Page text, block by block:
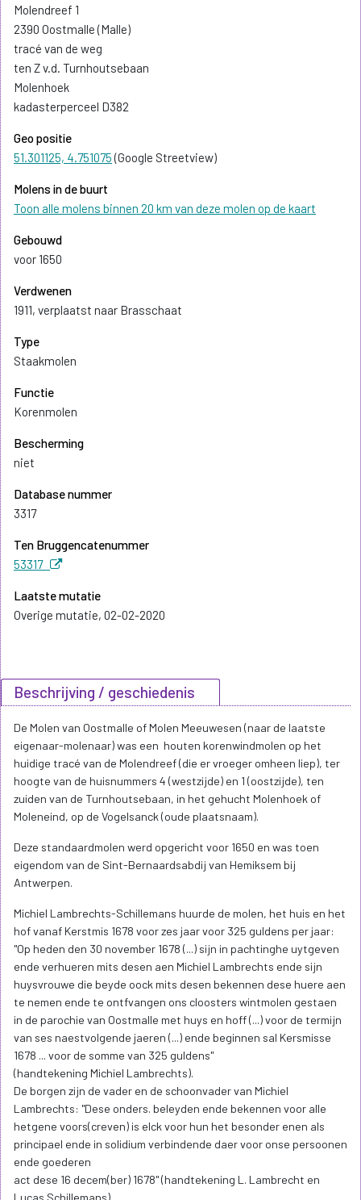
Molendreef 1
2390 Oostmalle (Malle)
tracé van de weg
ten Z v.d. Turnhoutsebaan
Molenhoek
kadasterperceel D382
Geo positie
51.301125, 4.751075(Google Streetview)
Molens in de buurt
Toon alle molens binnen 20 km van deze molen op de kaart
Gebouwd
voor 1650
Verdwenen
1911, verplaatst naar Brasschaat
Type
Staakmolen
Functie
Korenmolen
Bescherming
niet
Database nummer
3317
Ten Bruggencatenummer
53317
Laatste mutatie
Overige mutatie, 02-02-2020
Beschrijving / geschiedenis
De Molen van Oostmalle of Molen Meeuwesen (naar de laatste
eigenaar-molenaar) was een houten korenwindmolen op het
huidige tracé van de Molendreef (die er vroeger omheen liep), ter
hoogte van de huisnummers 4 (westzijde) en 1 (oostzijde), ten
zuiden van de Turnhoutsebaan, in het gehucht Molenhoek of
Moleneind, op de Vogelsanck (oude plaatsnaam).
Deze standaardmolen werd opgericht voor 1650 en was toen
eigendom van de Sint-Bernaardsabdij van Hemiksem bij
Antwerpen.
Michiel Lambrechts-Schillemans huurde de molen, het huis en het
hof vanaf Kerstmis 1678 voor zes jaar voor 325 guldens per jaar:
"Op heden den 30 november 1678 (...) sijn in pachtinghe uytgeven
ende verhueren mits desen aen Michiel Lambrechts ende sijn
huysvrouwe die beyde oock mits desen bekennen dese huere aen
te nemen ende te ontfvangen ons cloosters wintmolen gestaen
in de parochie van Oostmalle met huys en hoff (...) voor de termijn
van ses naestvolgende jaeren (...) ende beginnen sal Kersmisse
1678 ... voor de somme van 325 guldens"
(handtekening Michiel Lambrechts).
De borgen zijn de vader en de schoonvader van Michiel
Lambrechts: "Dese onders. beleyden ende bekennen voor alle
hetgene voors(creven) is elck voor hun het besonder enen als
principael ende in solidium verbindende daer voor onse persoonen
ende goederen
act dese 16 decem(ber) 1678" (handtekening L. Lambrecht en
Lucas Schillemans)